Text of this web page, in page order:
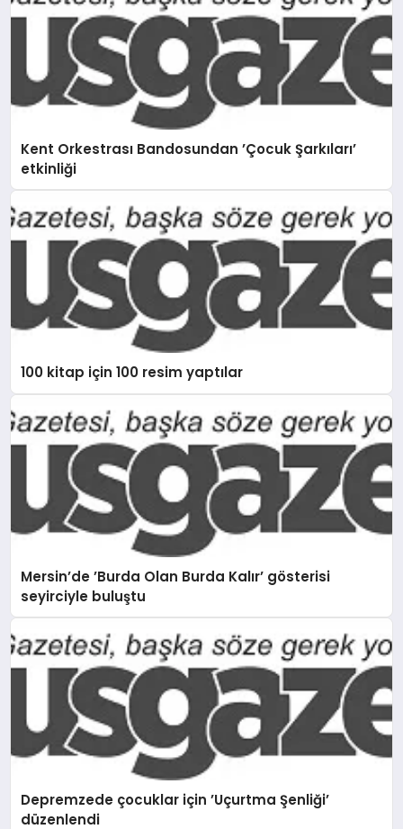
Kent Orkestrası Bandosundan ’Çocuk Şarkıları’
etkinliği
100 kitap için 100 resim yaptılar
Mersin’de ’Burda Olan Burda Kalır’ gösterisi
seyirciyle buluştu
Depremzede çocuklar için ’Uçurtma Şenliği’
düzenlendi